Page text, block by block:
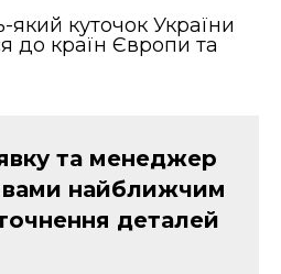
який куточок України
до країн Європи та
та менеджер
вами найближчим
деталей